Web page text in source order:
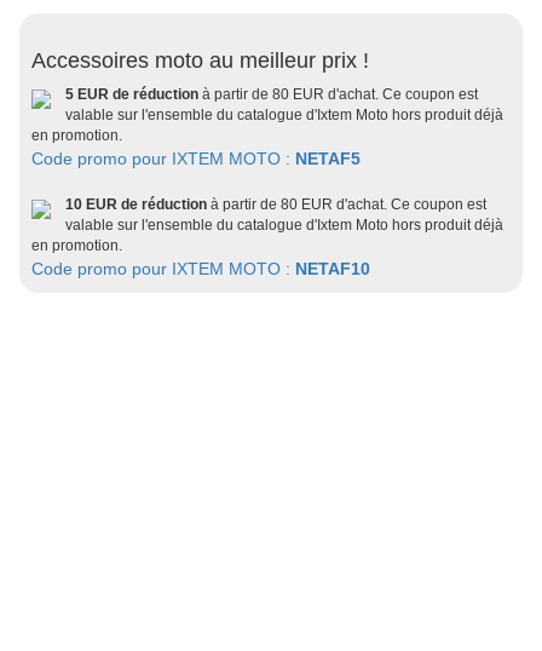
Accessoires moto au meilleur prix !
5 EUR de réduction à partir de 80 EUR d'achat. Ce coupon est
valable sur l'ensemble du catalogue d'Ixtem Moto hors produit déjà
en promotion.
Code promo pour IXTEM MOTO : NETAF5
10 EUR de réduction à partir de 80 EUR d'achat. Ce coupon est
valable sur l'ensemble du catalogue d'Ixtem Moto hors produit déjà
en promotion.
Code promo pour IXTEM MOTO : NETAF10